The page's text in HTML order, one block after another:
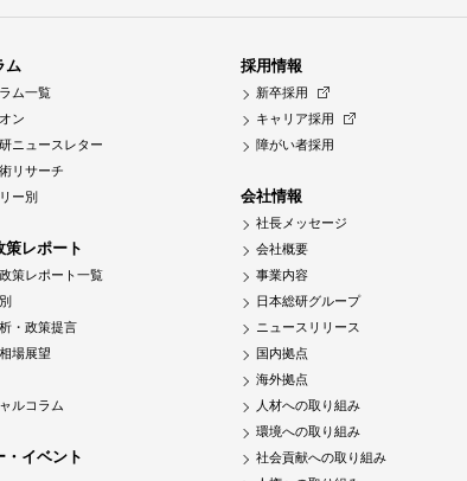
ム
ム一覧
ン
ニュースレター
リサーチ
ー別
策レポート
策レポート一覧
・政策提言
場展望
ルコラム
・イベント
採用情報
新卒採用
キャリア採用
障がい者採用
会社情報
社長メッセージ
会社概要
事業内容
日本総研グループ
ニュースリリース
国内拠点
海外拠点
人材への取り組み
環境への取り組み
社会貢献への取り組み